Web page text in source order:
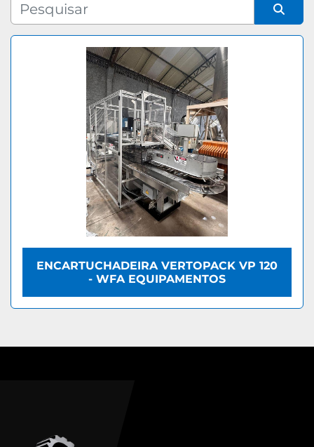
Fabricante
Organizar por
ENCARTUCHADEIRA VERTOPACK VP 120
- WFA EQUIPAMENTOS